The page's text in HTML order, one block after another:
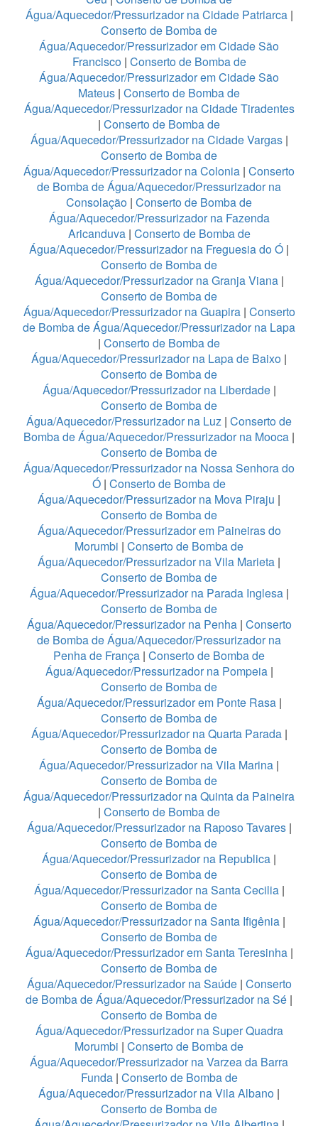
Água/Aquecedor/Pressurizador na Cidade Patriarca|
Conserto de Bomba de
Água/Aquecedor/Pressurizador em Cidade São
Francisco | Conserto de Bomba de
Água/Aquecedor/Pressurizador em Cidade São
Mateus | Conserto de Bomba de
Água/Aquecedor/Pressurizador na Cidade Tiradentes
| Conserto de Bomba de
Água/Aquecedor/Pressurizador na Cidade Vargas |
Conserto de Bomba de
Água/Aquecedor/Pressurizador na Colonia | Conserto
de Bomba de Água/Aquecedor/Pressurizador na
Consolação | Conserto de Bomba de
Água/Aquecedor/Pressurizador na Fazenda
Aricanduva| Conserto de Bomba de
Água/Aquecedor/Pressurizador na Freguesia do Ó |
Conserto de Bomba de
Água/Aquecedor/Pressurizador na Granja Viana|
Conserto de Bomba de
Água/Aquecedor/Pressurizador na Guapira| Conserto
de Bomba de Água/Aquecedor/Pressurizador na Lapa
| Conserto de Bomba de
Água/Aquecedor/Pressurizador na Lapa de Baixo |
Conserto de Bomba de
Água/Aquecedor/Pressurizador na Liberdade |
Conserto de Bomba de
Água/Aquecedor/Pressurizador na Luz | Conserto de
Bomba de Água/Aquecedor/Pressurizador na Mooca |
Conserto de Bomba de
Água/Aquecedor/Pressurizador na Nossa Senhora do
Ó | Conserto de Bomba de
Água/Aquecedor/Pressurizador na Mova Piraju |
Conserto de Bomba de
Água/Aquecedor/Pressurizador em Paineiras do
Morumbi | Conserto de Bomba de
Água/Aquecedor/Pressurizador na Vila Marieta |
Conserto de Bomba de
Água/Aquecedor/Pressurizador na Parada Inglesa |
Conserto de Bomba de
Água/Aquecedor/Pressurizador na Penha| Conserto
de Bomba de Água/Aquecedor/Pressurizador na
Penha de França | Conserto de Bomba de
Água/Aquecedor/Pressurizador na Pompeia|
Conserto de Bomba de
Água/Aquecedor/Pressurizador em Ponte Rasa|
Conserto de Bomba de
Água/Aquecedor/Pressurizador na Quarta Parada|
Conserto de Bomba de
Água/Aquecedor/Pressurizador na Vila Marina |
Conserto de Bomba de
Água/Aquecedor/Pressurizador na Quinta da Paineira
| Conserto de Bomba de
Água/Aquecedor/Pressurizador na Raposo Tavares|
Conserto de Bomba de
Água/Aquecedor/Pressurizador na Republica |
Conserto de Bomba de
Água/Aquecedor/Pressurizador na Santa Cecilia|
Conserto de Bomba de
Água/Aquecedor/Pressurizador na Santa Ifigênia |
Conserto de Bomba de
Água/Aquecedor/Pressurizador em Santa Teresinha|
Conserto de Bomba de
Água/Aquecedor/Pressurizador na Saúde| Conserto
de Bomba de Água/Aquecedor/Pressurizador na Sé |
Conserto de Bomba de
Água/Aquecedor/Pressurizador na Super Quadra
Morumbi | Conserto de Bomba de
Água/Aquecedor/Pressurizador na Varzea da Barra
Funda| Conserto de Bomba de
Água/Aquecedor/Pressurizador na Vila Albano |
Conserto de Bomba de